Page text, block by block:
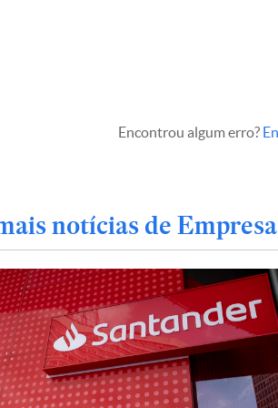
Encontrou algum erro?
notícias de